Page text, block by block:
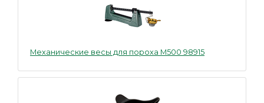
Механические весы для пороха M500 98915